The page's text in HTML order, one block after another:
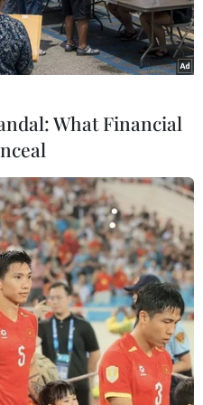
ngày tại một nhà máy hóa
(Ảnh: PTI)
cho biết số người
hỏa hoạn xảy ra
hóa chất và dược
miền Nam nước này,
What Financial